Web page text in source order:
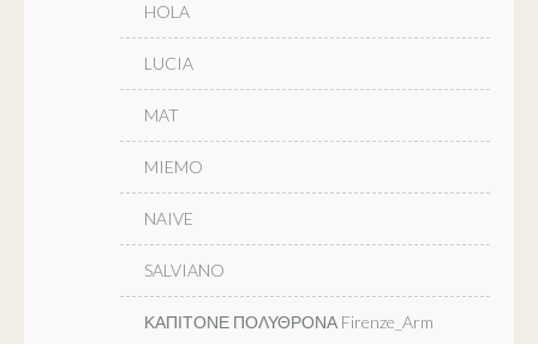
HOLA
LUCIA
MAT
MIEMO
NAIVE
SALVIANO
ΚΑΠΙΤΟΝΕ ΠΟΛΥΘΡΟΝΑ Firenze_Arm